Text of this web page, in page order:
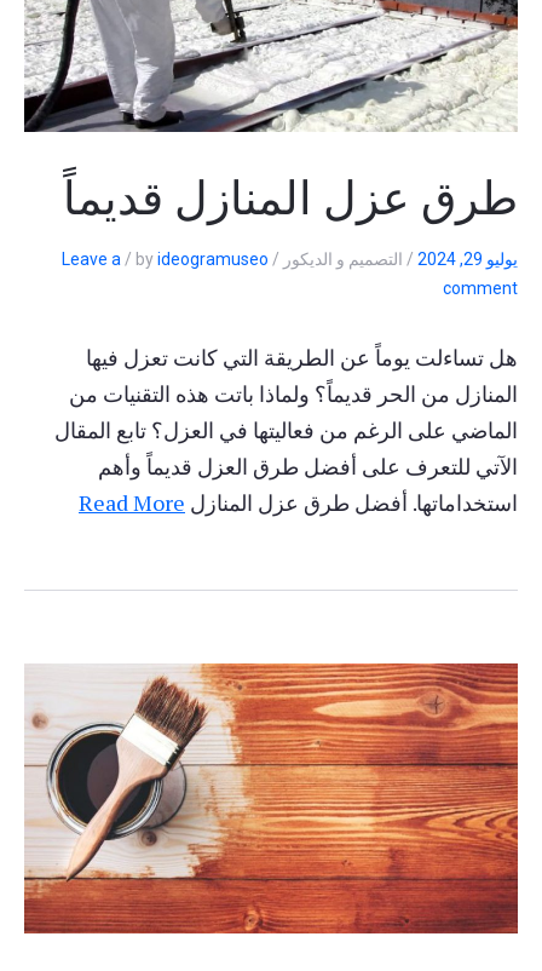
طرق عزل المنازل قديماً
يوليو 29, 2024 / التصميم و الديكور /
byideogramuseo
/
Leave a
comment
هل تساءلت يوماً عن الطريقة التي كانت تعزل فيها
المنازل من الحر قديماً؟ ولماذا باتت هذه التقنيات من
الماضي على الرغم من فعاليتها في العزل؟ تابع المقال
الآتي للتعرف على أفضل طرق العزل قديماً وأهم
استخداماتها. أفضل طرق عزل المنازل Read More